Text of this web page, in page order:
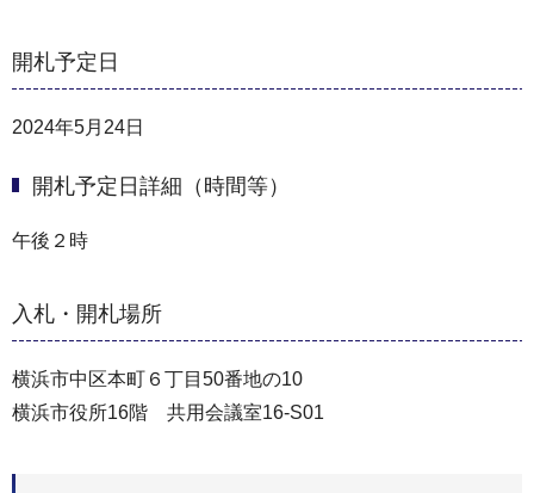
開札予定日
2024年5月24日
開札予定日詳細（時間等）
午後２時
入札・開札場所
横浜市中区本町６丁目50番地の10
横浜市役所16階 共用会議室16-S01